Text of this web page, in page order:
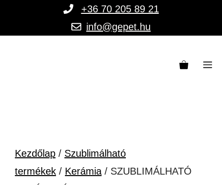
+36 70 205 89 21
info@gepet.hu
Kezdőlap / Szublimálható
termékek / Kerámia / SZUBLIMÁLHATÓ